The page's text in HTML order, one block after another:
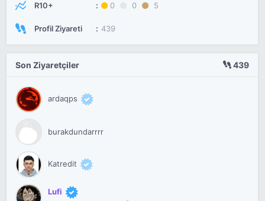
R10+ 0 0 5
Profil Ziyareti 439
Son Ziyaretçiler 439
ardaqps
burakdundarrrr
Katredit
Lufi